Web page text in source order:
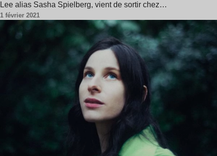
Lee alias Sasha Spielberg, vient de sortir chez…
1 février 2021